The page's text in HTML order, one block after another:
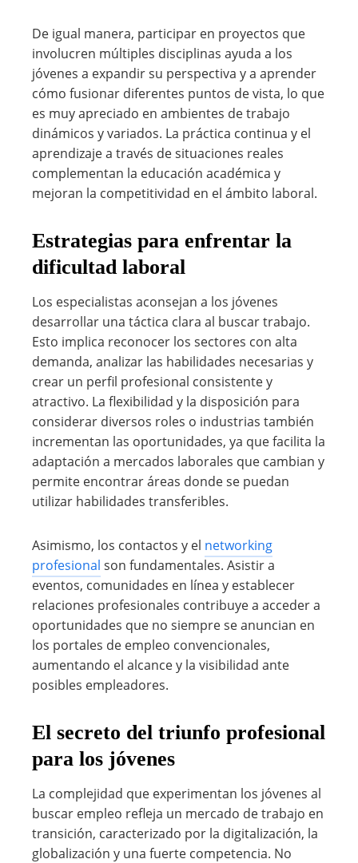
De igual manera, participar en proyectos que
involucren múltiples disciplinas ayuda a los
jóvenes a expandir su perspectiva y a aprender
cómo fusionar diferentes puntos de vista, lo que
es muy apreciado en ambientes de trabajo
dinámicos y variados. La práctica continua y el
aprendizaje a través de situaciones reales
complementan la educación académica y
mejoran la competitividad en el ámbito laboral.
Estrategias para enfrentar la
dificultad laboral
Los especialistas aconsejan a los jóvenes
desarrollar una táctica clara al buscar trabajo.
Esto implica reconocer los sectores con alta
demanda, analizar las habilidades necesarias y
crear un perfil profesional consistente y
atractivo. La flexibilidad y la disposición para
considerar diversos roles o industrias también
incrementan las oportunidades, ya que facilita la
adaptación a mercados laborales que cambian y
permite encontrar áreas donde se puedan
utilizar habilidades transferibles.
Asimismo, los contactos y el networking
profesional son fundamentales. Asistir a
eventos, comunidades en línea y establecer
relaciones profesionales contribuye a acceder a
oportunidades que no siempre se anuncian en
los portales de empleo convencionales,
aumentando el alcance y la visibilidad ante
posibles empleadores.
El secreto del triunfo profesional
para los jóvenes
La complejidad que experimentan los jóvenes al
buscar empleo refleja un mercado de trabajo en
transición, caracterizado por la digitalización, la
globalización y una fuerte competencia. No